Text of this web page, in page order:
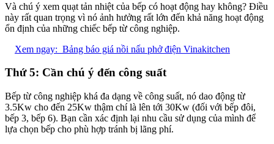
Và chú ý xem quạt tản nhiệt của bếp có hoạt động hay không? Điều
này rất quan trọng vì nó ảnh hưởng rất lớn đến khả năng hoạt động
ổn định của những chiếc bếp từ công nghiệp.
Xem ngay: Bảng báo giá nồi nấu phở điện Vinakitchen
Thứ 5: Cần chú ý đến công suất
Bếp từ công nghiệp khá đa dạng về công suất, nó dao động từ
3.5Kw cho đến 25Kw thậm chí là lên tới 30Kw (đối với bếp đôi,
bếp 3, bếp 6). Bạn cần xác định lại nhu cầu sử dụng của mình để
lựa chọn bếp cho phù hợp tránh bị lãng phí.